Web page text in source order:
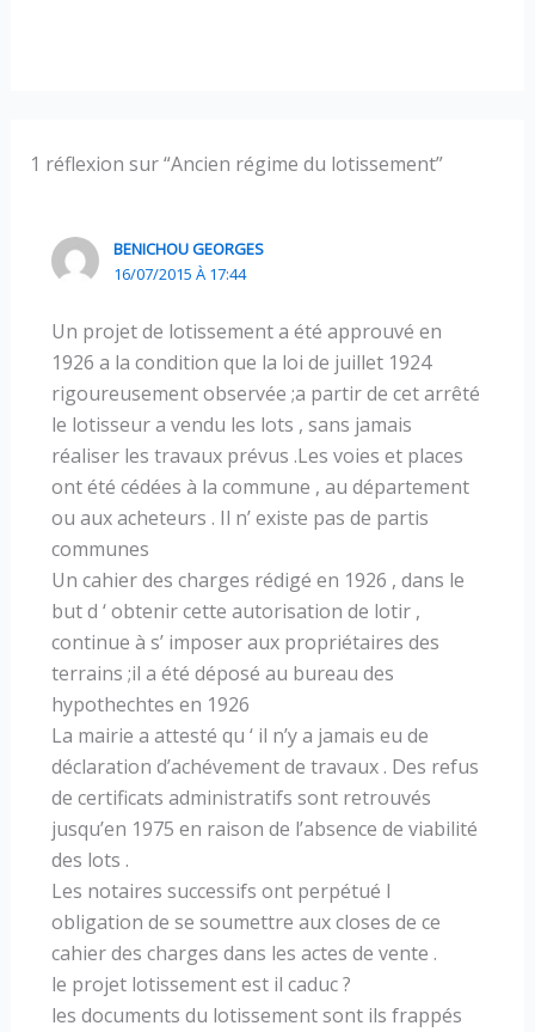
1 réflexion sur “Ancien régime du lotissement”
BENICHOU GEORGES
16/07/2015 À 17:44
Un projet de lotissement a été approuvé en
1926 a la condition que la loi de juillet 1924
rigoureusement observée ;a partir de cet arrêté
le lotisseur a vendu les lots , sans jamais
réaliser les travaux prévus .Les voies et places
ont été cédées à la commune , au département
ou aux acheteurs . Il n’ existe pas de partis
communes
Un cahier des charges rédigé en 1926 , dans le
but d ‘ obtenir cette autorisation de lotir ,
continue à s’ imposer aux propriétaires des
terrains ;il a été déposé au bureau des
hypothechtes en 1926
La mairie a attesté qu ‘ il n’y a jamais eu de
déclaration d’achévement de travaux . Des refus
de certificats administratifs sont retrouvés
jusqu’en 1975 en raison de l’absence de viabilité
des lots .
Les notaires successifs ont perpétué l
obligation de se soumettre aux closes de ce
cahier des charges dans les actes de vente .
le projet lotissement est il caduc ?
les documents du lotissement sont ils frappés